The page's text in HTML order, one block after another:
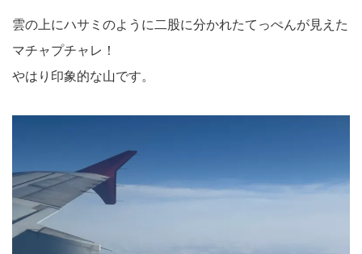
雲の上にハサミのように二股に分かれたてっぺんが見えた
マチャプチャレ！
やはり印象的な山です。